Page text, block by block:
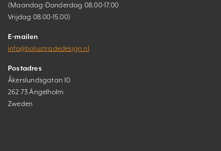
(Maandag-Donderdag 08.00-17.00
Vrijdag 08.00-15.00)
E-mailen
info@balustradedesign.nl
Postadres
Åkerslundsgatan 10
262 73 Ängelholm
Zweden